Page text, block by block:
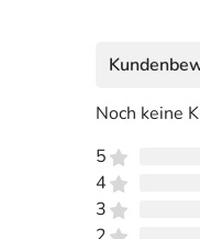
Noch keine
5
4
3